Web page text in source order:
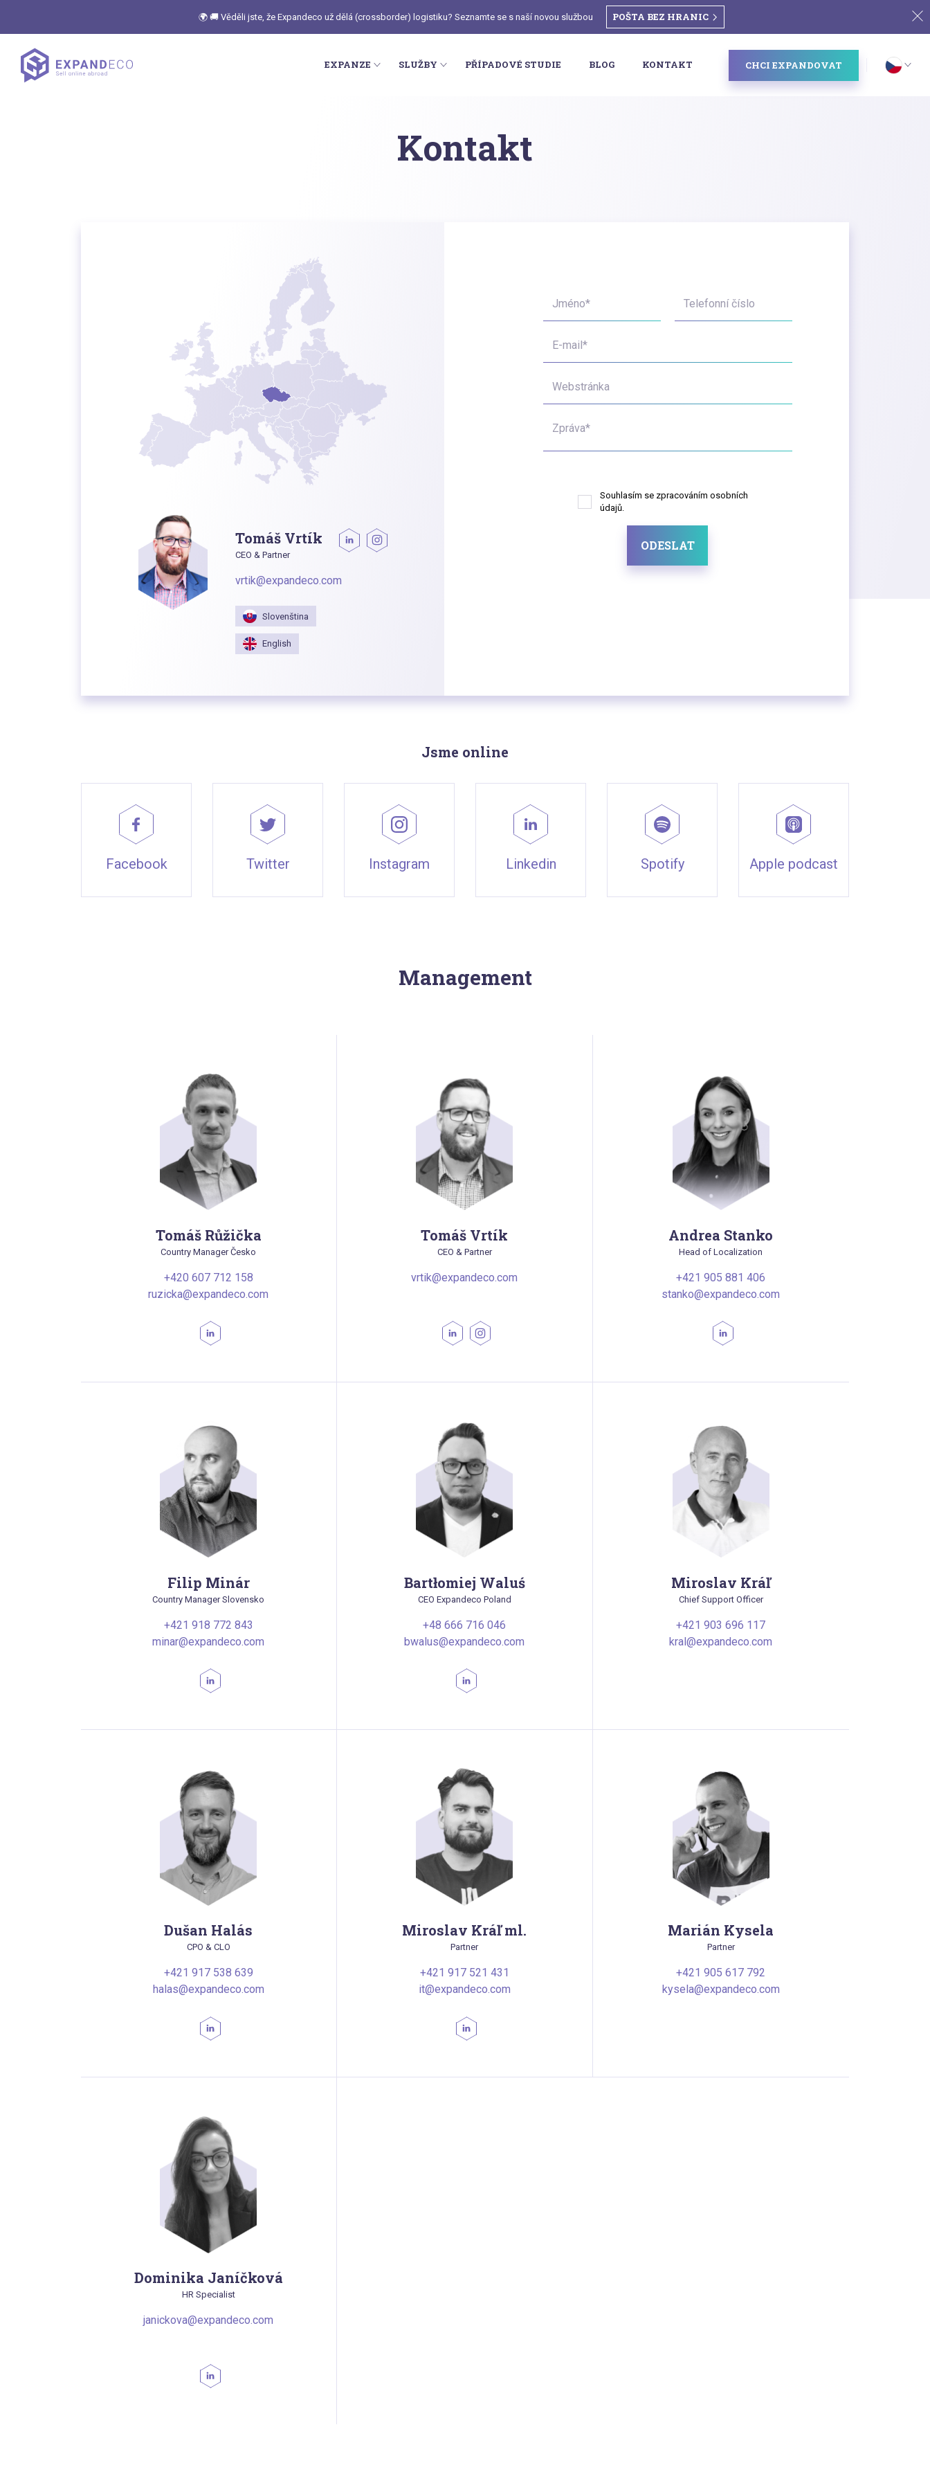
🌍 🚚 Věděli jste, že Expandeco už dělá (crossborder) logistiku? Seznamte se s naší novou službou POŠTA BEZ HRANIC
EXPANZE SLUŽBY PŘÍPADOVÉ STUDIE BLOG KONTAKT CHCI EXPANDOVAT
Kontakt
Jméno* Telefonní číslo
E-mail*
Webstránka
Zpráva*
Souhlasím se zpracováním osobních
údajů.
ODESLAT
Tomáš Vrtík
CEO & Partner
vrtik@expandeco.com
Slovenština
English
Jsme online
Facebook Twitter Instagram Linkedin Spotify Apple podcast
Management
Tomáš Růžička
Country Manager Česko
+420 607 712 158
ruzicka@expandeco.com
Tomáš Vrtík
CEO & Partner
vrtik@expandeco.com
Andrea Stanko
Head of Localization
+421 905 881 406
stanko@expandeco.com
Filip Minár
Country Manager Slovensko
+421 918 772 843
minar@expandeco.com
Bartłomiej Waluś
CEO Expandeco Poland
+48 666 716 046
bwalus@expandeco.com
Miroslav Kráľ
Chief Support Officer
+421 903 696 117
kral@expandeco.com
Dušan Halás
CPO & CLO
+421 917 538 639
halas@expandeco.com
Miroslav Kráľ ml.
Partner
+421 917 521 431
it@expandeco.com
Marián Kysela
Partner
+421 905 617 792
kysela@expandeco.com
Dominika Janíčková
HR Specialist
janickova@expandeco.com